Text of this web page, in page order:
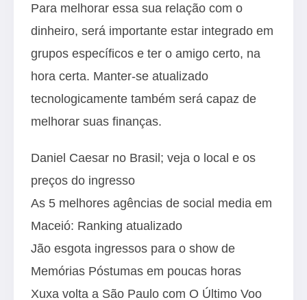
Para melhorar essa sua relação com o
dinheiro, será importante estar integrado em
grupos específicos e ter o amigo certo, na
hora certa. Manter-se atualizado
tecnologicamente também será capaz de
melhorar suas finanças.
Daniel Caesar no Brasil; veja o local e os
preços do ingresso
As 5 melhores agências de social media em
Maceió: Ranking atualizado
Jão esgota ingressos para o show de
Memórias Póstumas em poucas horas
Xuxa volta a São Paulo com O Último Voo